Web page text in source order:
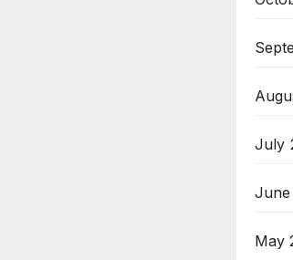
July
June
May